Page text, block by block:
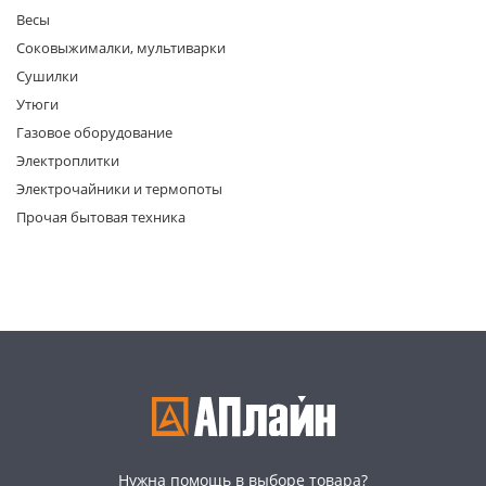
Весы
Соковыжималки, мультиварки
Сушилки
Утюги
Газовое оборудование
Электроплитки
Электрочайники и термопоты
Прочая бытовая техника
Нужна помощь в выборе товара?